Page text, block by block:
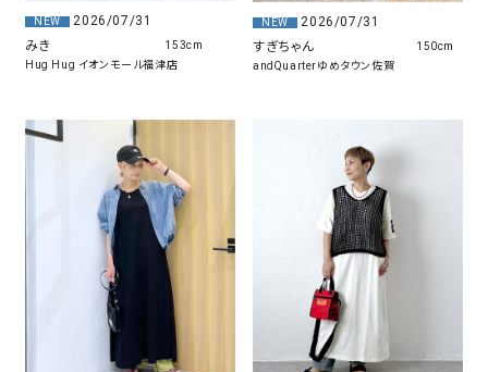
NEW
2026/07/31
みき
Hug Hug イオンモール福津店
153cm
NEW
2026/07/31
すぎちゃん
andQuarterゆめタウン佐賀
150cm